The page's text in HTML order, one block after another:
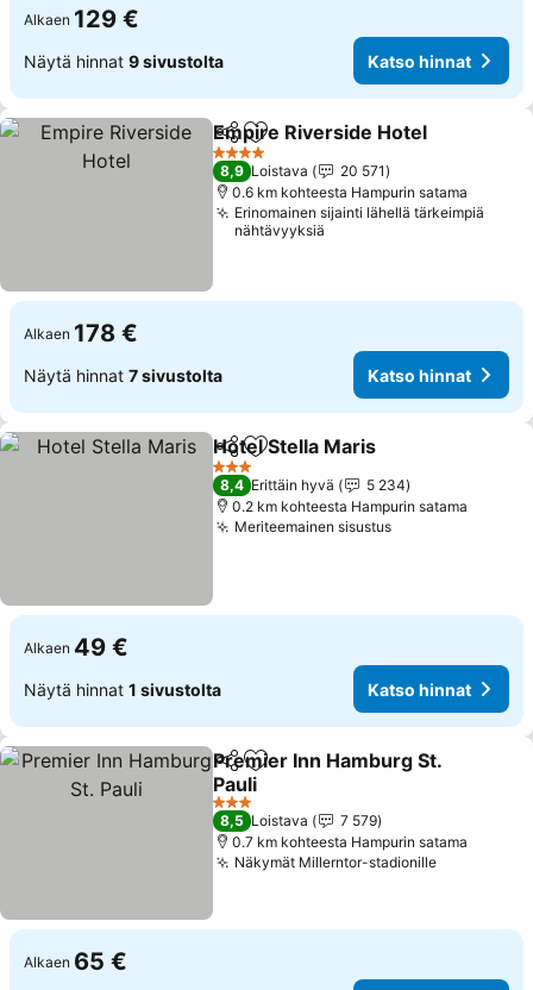
Alkaen 129 €
Näytä hinnat 9 sivustolta Katso hinnat
Jaa Lisää suosikkeihin
Empire Riverside Hotel
4 Tähtiluokitus
8,9 Loistava
20 571
0.6 km kohteesta Hampurin satama
Erinomainen sijainti lähellä tärkeimpiä
nähtävyyksiä
Alkaen 178 €
Näytä hinnat 7 sivustolta Katso hinnat
Jaa Lisää suosikkeihin
Hotel Stella Maris
3 Tähtiluokitus
8,4 Erittäin hyvä
5 234
0.2 km kohteesta Hampurin satama
Meriteemainen sisustusKatso hinnat
Alkaen 49 €
Näytä hinnat 1 sivustolta Katso hinnat
Jaa Lisää suosikkeihin
Premier Inn Hamburg St.
Pauli
Katso hinnat
3 Tähtiluokitus
8,5 Loistava
7 579
0.7 km kohteesta Hampurin satama
Näkymät Millerntor-stadionilleKatso
Alkaen 65 €